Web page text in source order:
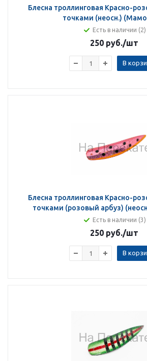
Блесна троллинговая Красно-
точками (неосн.)
Есть в наличии (2)
250 руб./шт
В
Блесна троллинговая Красно-
точками
Есть в наличии (3)
250 руб./шт
В